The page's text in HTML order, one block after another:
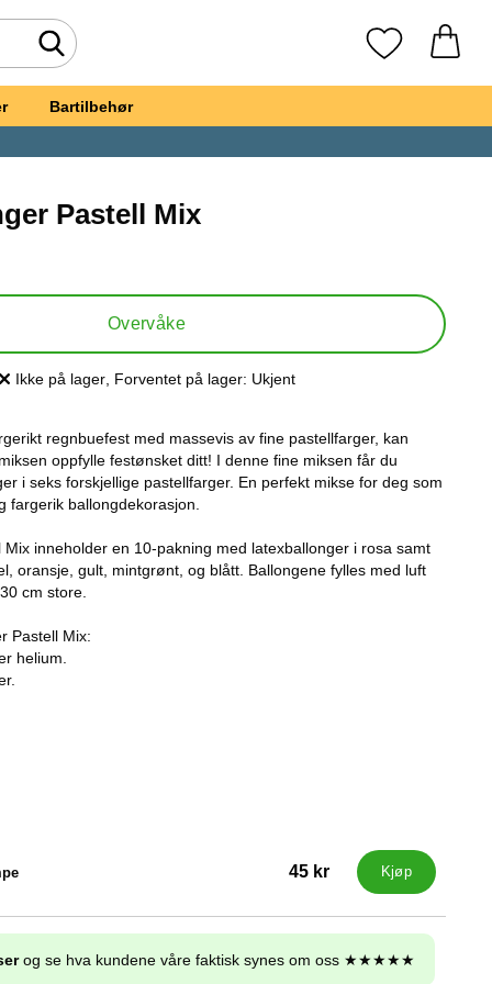
Søk Mine favoritter
Bartilbehør
Pastell Mix
Overvåke
Produkttilgjengelighet:
Ikke på lager, Forventet på lager: Ukjent
regnbuefest med massevis av fine pastellfarger, kan
oppfylle festønsket ditt! I denne fine miksen får du
i seks forskjellige pastellfarger. En perfekt mikse for deg som
fargerik ballongdekorasjon.
Mix inneholder en 10-pakning med latexballonger i rosa samt
oransje, gult, mintgrønt, og blått. Ballongene fylles med luft
cm store.
Pastell Mix:
helium.
45 kr Kjøp
og se hva kundene våre faktisk synes om oss ★★★★★